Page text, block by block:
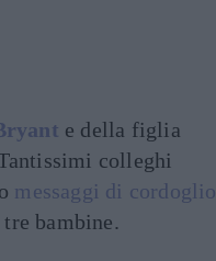
e della figlia
colleghi
messaggi di cordoglio
bambine.